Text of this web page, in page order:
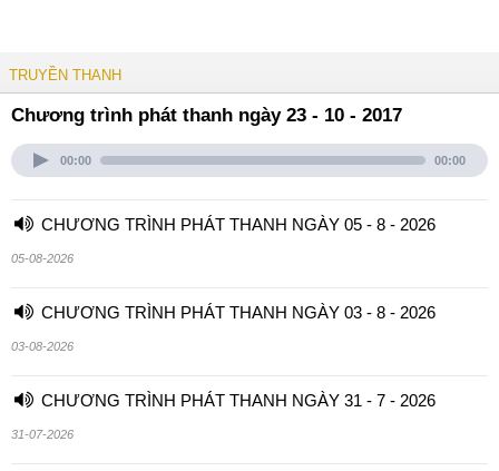
TRUYỀN THANH
Chương trình phát thanh ngày 23 - 10 - 2017
00:00 00:00
CHƯƠNG TRÌNH PHÁT THANH NGÀY 05 - 8 - 2026
05-08-2026
CHƯƠNG TRÌNH PHÁT THANH NGÀY 03 - 8 - 2026
03-08-2026
CHƯƠNG TRÌNH PHÁT THANH NGÀY 31 - 7 - 2026
31-07-2026